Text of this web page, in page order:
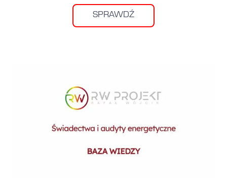
SPRAWDŹ